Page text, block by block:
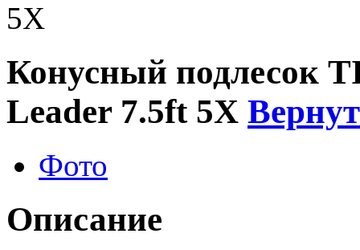
5X
Конусный подлесок
Leader 7.5ft 5X
Фото
Описание